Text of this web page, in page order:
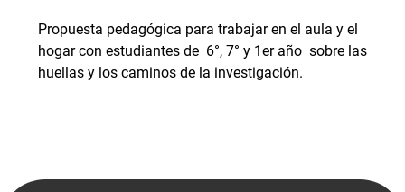
Propuesta pedagógica para trabajar en el aula y el
hogar con estudiantes de 6°, 7° y 1er año sobre las
huellas y los caminos de la investigación.